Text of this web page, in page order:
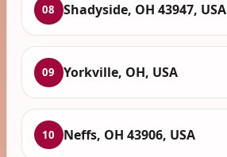
08 Shadyside, OH 43947, USA
09 Yorkville, OH, USA
10 Neffs, OH 43906, USA